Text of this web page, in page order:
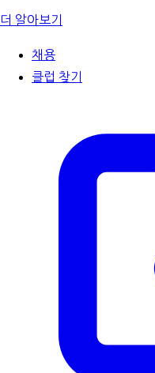
더 알아보기
채용
클럽 찾기